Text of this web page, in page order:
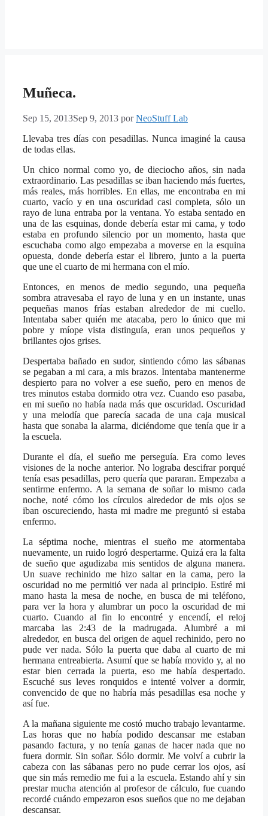
Muñeca.
Sep 15, 2013Sep 9, 2013 porNeoStuff Lab
Llevaba tres días con pesadillas. Nunca imaginé la causa
de todas ellas.
Un chico normal como yo, de dieciocho años, sin nada
extraordinario. Las pesadillas se iban haciendo más fuertes,
más reales, más horribles. En ellas, me encontraba en mi
cuarto, vacío y en una oscuridad casi completa, sólo un
rayo de luna entraba por la ventana. Yo estaba sentado en
una de las esquinas, donde debería estar mi cama, y todo
estaba en profundo silencio por un momento, hasta que
escuchaba como algo empezaba a moverse en la esquina
opuesta, donde debería estar el librero, junto a la puerta
que une el cuarto de mi hermana con el mío.
Entonces, en menos de medio segundo, una pequeña
sombra atravesaba el rayo de luna y en un instante, unas
pequeñas manos frías estaban alrededor de mi cuello.
Intentaba saber quién me atacaba, pero lo único que mi
pobre y míope vista distinguía, eran unos pequeños y
brillantes ojos grises.
Despertaba bañado en sudor, sintiendo cómo las sábanas
se pegaban a mi cara, a mis brazos. Intentaba mantenerme
despierto para no volver a ese sueño, pero en menos de
tres minutos estaba dormido otra vez. Cuando eso pasaba,
en mi sueño no había nada más que oscuridad. Oscuridad
y una melodía que parecía sacada de una caja musical
hasta que sonaba la alarma, diciéndome que tenía que ir a
la escuela.
Durante el día, el sueño me perseguía. Era como leves
visiones de la noche anterior. No lograba descifrar porqué
tenía esas pesadillas, pero quería que pararan. Empezaba a
sentirme enfermo. A la semana de soñar lo mismo cada
noche, noté cómo los círculos alrededor de mis ojos se
iban oscureciendo, hasta mi madre me preguntó si estaba
enfermo.
La séptima noche, mientras el sueño me atormentaba
nuevamente, un ruido logró despertarme. Quizá era la falta
de sueño que agudizaba mis sentidos de alguna manera.
Un suave rechinido me hizo saltar en la cama, pero la
oscuridad no me permitió ver nada al principio. Estiré mi
mano hasta la mesa de noche, en busca de mi teléfono,
para ver la hora y alumbrar un poco la oscuridad de mi
cuarto. Cuando al fin lo encontré y encendí, el reloj
marcaba las 2:43 de la madrugada. Alumbré a mi
alrededor, en busca del origen de aquel rechinido, pero no
pude ver nada. Sólo la puerta que daba al cuarto de mi
hermana entreabierta. Asumí que se había movido y, al no
estar bien cerrada la puerta, eso me había despertado.
Escuché sus leves ronquidos e intenté volver a dormir,
convencido de que no habría más pesadillas esa noche y
así fue.
A la mañana siguiente me costó mucho trabajo levantarme.
Las horas que no había podido descansar me estaban
pasando factura, y no tenía ganas de hacer nada que no
fuera dormir. Sin soñar. Sólo dormir. Me volví a cubrir la
cabeza con las sábanas pero no pude cerrar los ojos, así
que sin más remedio me fui a la escuela. Estando ahí y sin
prestar mucha atención al profesor de cálculo, fue cuando
recordé cuándo empezaron esos sueños que no me dejaban
descansar.